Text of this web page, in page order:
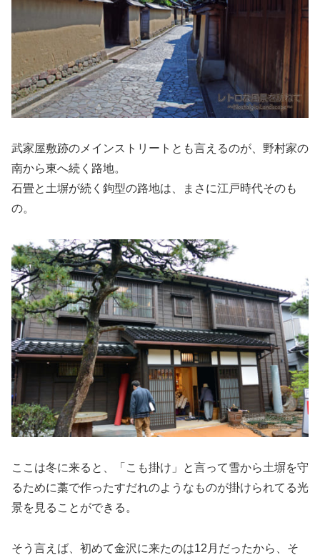
武家屋敷跡のメインストリートとも言えるのが、野村家の
南から東へ続く路地。
石畳と土塀が続く鉤型の路地は、まさに江戸時代そのも
の。
ここは冬に来ると、「こも掛け」と言って雪から土塀を守
るために藁で作ったすだれのようなものが掛けられてる光
景を見ることができる。
そう言えば、初めて金沢に来たのは12月だったから、そ